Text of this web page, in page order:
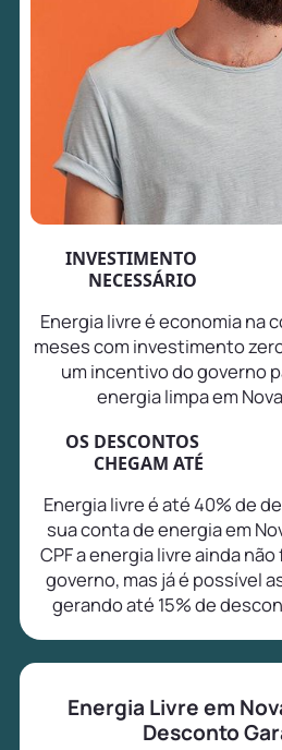
INVESTIMENTO
NECESSÁRIO
Energia livre é economia na
meses com investimento
um incentivo do governo
energia limpa em
OS DESCONTOS
CHEGAM ATÉ
Energia livre é até 40% de
sua conta de energia em
CPF a energia livre ainda
governo, mas já é possível
gerando até 15% de
Energia Livre em
Desconto